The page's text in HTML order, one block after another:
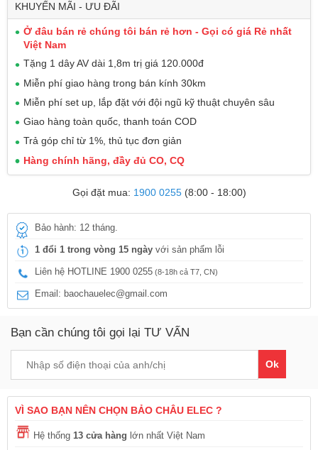
KHUYẾN MÃI - ƯU ĐÃI
Ở đâu bán rẻ chúng tôi bán rẻ hơn - Gọi có giá Rẻ nhất
Việt Nam
Tặng 1 dây AV dài 1,8m trị giá 120.000đ
Miễn phí giao hàng trong bán kính 30km
Miễn phí set up, lắp đặt với đội ngũ kỹ thuật chuyên sâu
Giao hàng toàn quốc, thanh toán COD
Trả góp chỉ từ 1%, thủ tục đơn giản
Hàng chính hãng, đầy đủ CO, CQ
Gọi đặt mua: 1900 0255(8:00 - 18:00)
Bảo hành: 12 tháng.
1 đổi 1 trong vòng 15 ngày với sản phẩm lỗi
Liên hệ HOTLINE 1900 0255 (8-18h cả T7, CN)
Email: baochauelec@gmail.com
Bạn cần chúng tôi gọi lại TƯ VẤN
Ok
VÌ SAO BẠN NÊN CHỌN BẢO CHÂU ELEC ?
Hệ thống 13 cửa hàng lớn nhất Việt Nam